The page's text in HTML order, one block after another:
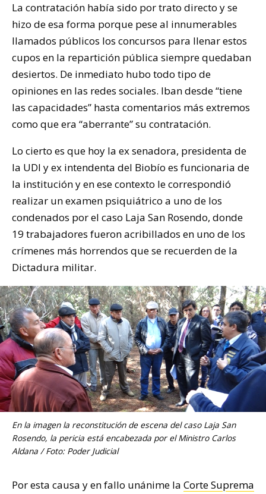
La contratación había sido por trato directo y se
hizo de esa forma porque pese al innumerables
llamados públicos los concursos para llenar estos
cupos en la repartición pública siempre quedaban
desiertos. De inmediato hubo todo tipo de
opiniones en las redes sociales. Iban desde “tiene
las capacidades” hasta comentarios más extremos
como que era “aberrante” su contratación.
Lo cierto es que hoy la ex senadora, presidenta de
la UDI y ex intendenta del Biobío es funcionaria de
la institución y en ese contexto le correspondió
realizar un examen psiquiátrico a uno de los
condenados por el caso Laja San Rosendo, donde
19 trabajadores fueron acribillados en uno de los
crímenes más horrendos que se recuerden de la
Dictadura militar.
En la imagen la reconstitución de escena del caso Laja San
Rosendo, la pericia está encabezada por el Ministro Carlos
Aldana / Foto: Poder Judicial
Por esta causa y en fallo unánime la Corte Suprema